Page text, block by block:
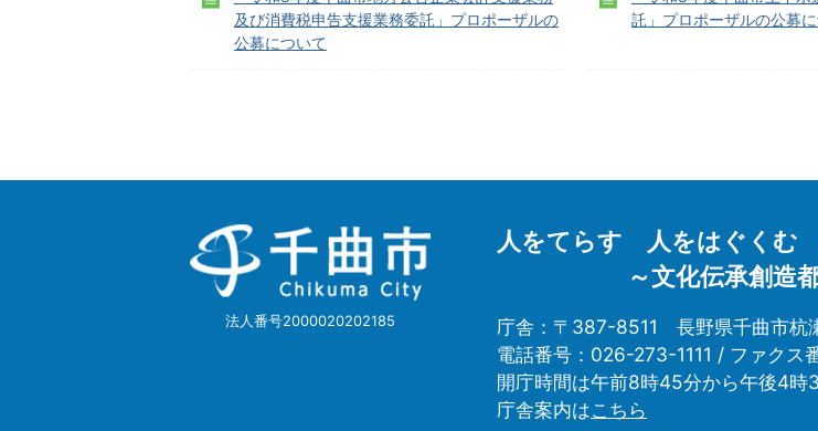
及び消費税申告支援業務委託」プロポーザルの
公募について
託」プロポーザルの公募
千
曲
市
Chikuma
法人番号2000020202185
人をてらす 人をはぐく
～文化伝承創造
庁舎：〒387-8511
長野県千曲市杭
電話番号：026-273-1111 / ファクス
開庁時間は午前8時45分から午後4時
庁舎案内はこちら